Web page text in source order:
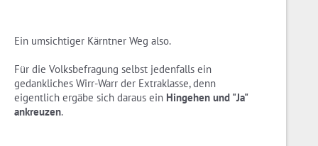
Ein umsichtiger Kärntner Weg also.
Für die Volksbefragung selbst jedenfalls ein
gedankliches Wirr-Warr der Extraklasse, denn
eigentlich ergäbe sich daraus ein Hingehen und "Ja"
ankreuzen.